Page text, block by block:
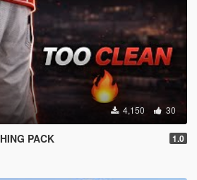
4,150 30
PACK 1.0